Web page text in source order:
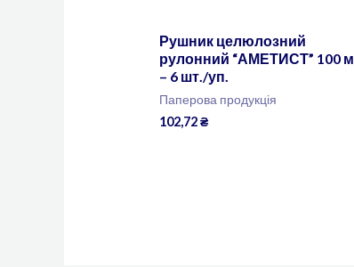
Рушник целюлозний
рулонний “АМЕТИСТ” 100 м.
– 6 шт./уп.
Паперова продукція
102,72₴